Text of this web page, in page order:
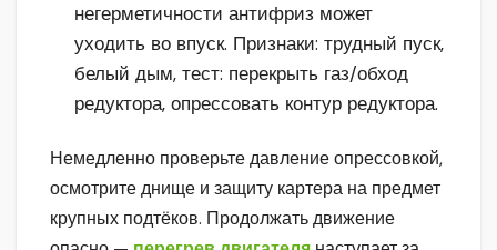
негерметичности антифриз может
уходить во впуск. Признаки: трудный пуск,
белый дым, тест: перекрыть газ/обход
редуктора, опрессовать контур редуктора.
Немедленно проверьте давление опрессовкой,
осмотрите днище и защиту картера на предмет
крупных подтёков. Продолжать движение